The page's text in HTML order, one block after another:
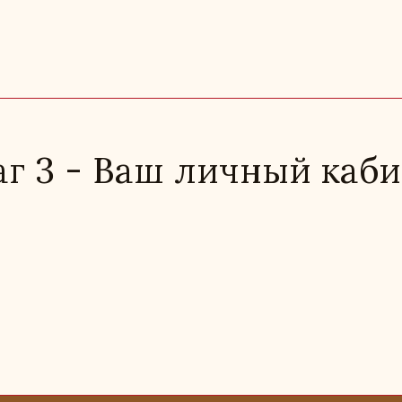
3 - Ваш личный